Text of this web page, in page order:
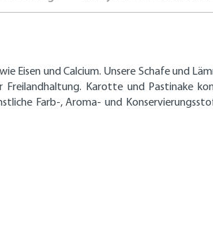
und Calcium. Unsere Schafe und
Freilandhaltung. Karotte und Pastinake
Farb-, Aroma- und